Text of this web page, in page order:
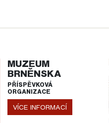
MUZEUM
BRNĚNSKA
PŘÍSPĚVKOVÁ
ORGANIZACE
VÍCE INFORMACÍ